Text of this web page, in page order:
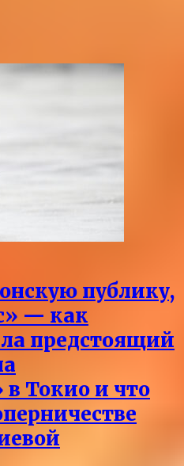
публику,
— как
предстоящий
Токио и что